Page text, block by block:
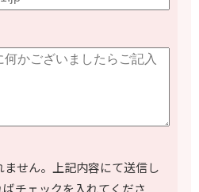
せん。上記内容にて送信し